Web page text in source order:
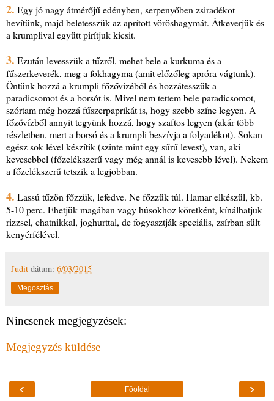
2. Egy jó nagy átmérőjű edényben, serpenyőben zsiradékot
hevítünk, majd beletesszük az aprított vöröshagymát. Átkeverjük és
a krumplival együtt pirítjuk kicsit.
3. Ezután levesszük a tűzről, mehet bele a kurkuma és a
fűszerkeverék, meg a fokhagyma (amit előzőleg apróra vágtunk).
Öntünk hozzá a krumpli főzővizéből és hozzátesszük a
paradicsomot és a borsót is. Mivel nem tettem bele paradicsomot,
szórtam még hozzá fűszerpaprikát is, hogy szebb színe legyen. A
főzővízből annyit tegyünk hozzá, hogy szaftos legyen (akár több
részletben, mert a borsó és a krumpli beszívja a folyadékot). Sokan
egész sok lével készítik (szinte mint egy sűrű levest), van, aki
kevesebbel (főzelékszerű vagy még annál is kevesebb lével). Nekem
a főzelékszerű tetszik a legjobban.
4. Lassú tűzön főzzük, lefedve. Ne főzzük túl. Hamar elkészül, kb.
5-10 perc. Ehetjük magában vagy húsokhoz köretként, kínálhatjuk
rizzsel, chatnikkal, joghurttal, de fogyasztják speciális, zsírban sült
kenyérfélével.
Judit dátum: 6/03/2015
Megosztás
Nincsenek megjegyzések:
Megjegyzés küldése
‹ ›
Főoldal